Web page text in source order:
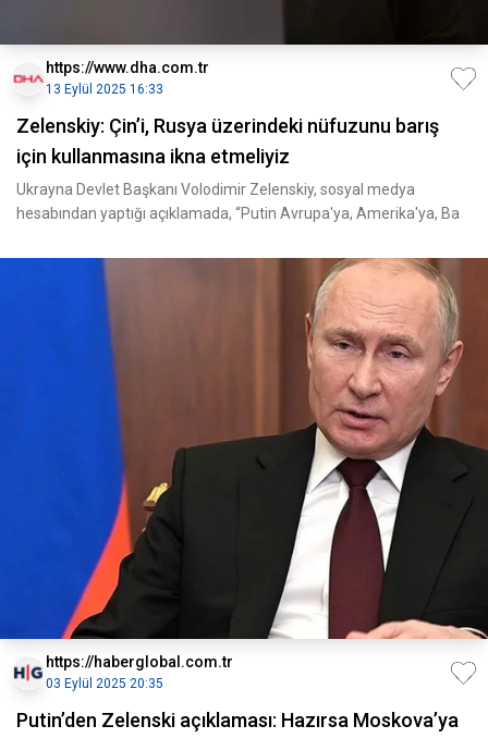
https://www.dha.com.tr
13 Eylül 2025 16:33
Zelenskiy: Çin’i, Rusya üzerindeki nüfuzunu barış
için kullanmasına ikna etmeliyiz
Ukrayna Devlet Başkanı Volodimir Zelenskiy, sosyal medya
hesabından yaptığı açıklamada, “Putin Avrupa'ya, Amerika'ya, Ba
https://haberglobal.com.tr
03 Eylül 2025 20:35
Putin’den Zelenski açıklaması: Hazırsa Moskova’ya